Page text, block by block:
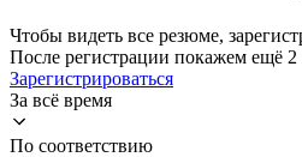
Чтобы видеть все резюме,
После регистрации покажем ещё
Зарегистрироваться
За всё время
По соответствию